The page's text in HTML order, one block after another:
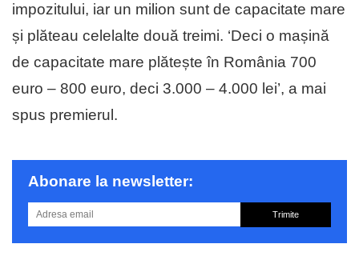
impozitului, iar un milion sunt de capacitate mare
și plăteau celelalte două treimi. ‘Deci o mașină
de capacitate mare plătește în România 700
euro – 800 euro, deci 3.000 – 4.000 lei’, a mai
spus premierul.
Abonare la newsletter:
Trimite